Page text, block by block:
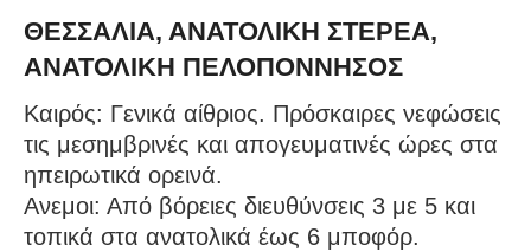
ΘΕΣΣΑΛΙΑ, ΑΝΑΤΟΛΙΚΗ ΣΤΕΡΕΑ,
ΑΝΑΤΟΛΙΚΗ ΠΕΛΟΠΟΝΝΗΣΟΣ
Καιρός: Γενικά αίθριος. Πρόσκαιρες νεφώσεις
τις μεσημβρινές και απογευματινές ώρες στα
ηπειρωτικά ορεινά.
Ανεμοι: Από βόρειες διευθύνσεις 3 με 5 και
τοπικά στα ανατολικά έως 6 μποφόρ.